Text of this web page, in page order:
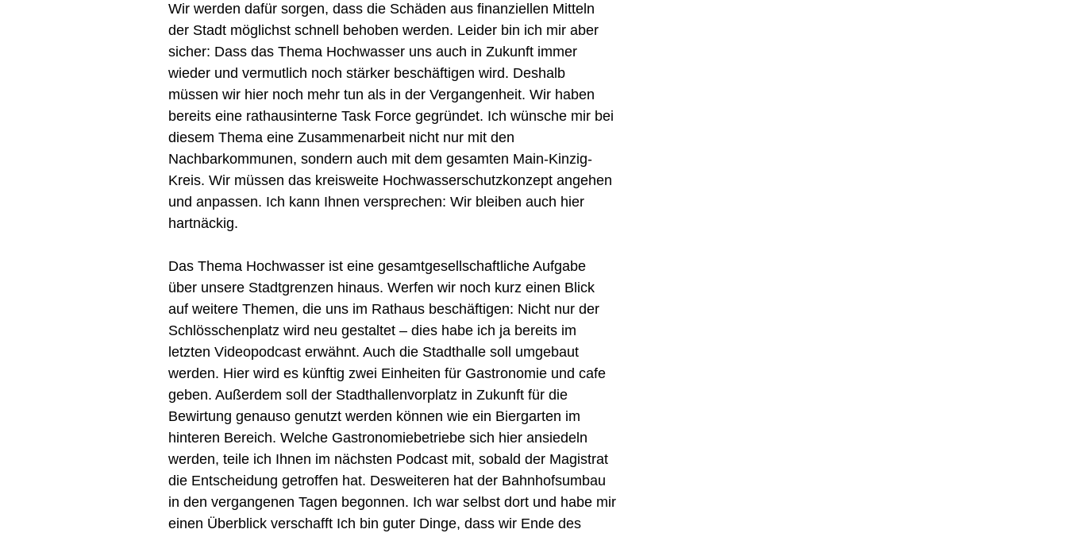
Wir werden dafür sorgen, dass die Schäden aus finanziellen Mitteln
der Stadt möglichst schnell behoben werden. Leider bin ich mir aber
sicher: Dass das Thema Hochwasser uns auch in Zukunft immer
wieder und vermutlich noch stärker beschäftigen wird. Deshalb
müssen wir hier noch mehr tun als in der Vergangenheit. Wir haben
bereits eine rathausinterne Task Force gegründet. Ich wünsche mir bei
diesem Thema eine Zusammenarbeit nicht nur mit den
Nachbarkommunen, sondern auch mit dem gesamten Main-Kinzig-
Kreis. Wir müssen das kreisweite Hochwasserschutzkonzept angehen
und anpassen. Ich kann Ihnen versprechen: Wir bleiben auch hier
hartnäckig.
Das Thema Hochwasser ist eine gesamtgesellschaftliche Aufgabe
über unsere Stadtgrenzen hinaus. Werfen wir noch kurz einen Blick
auf weitere Themen, die uns im Rathaus beschäftigen: Nicht nur der
Schlösschenplatz wird neu gestaltet – dies habe ich ja bereits im
letzten Videopodcast erwähnt. Auch die Stadthalle soll umgebaut
werden. Hier wird es künftig zwei Einheiten für Gastronomie und cafe
geben. Außerdem soll der Stadthallenvorplatz in Zukunft für die
Bewirtung genauso genutzt werden können wie ein Biergarten im
hinteren Bereich. Welche Gastronomiebetriebe sich hier ansiedeln
werden, teile ich Ihnen im nächsten Podcast mit, sobald der Magistrat
die Entscheidung getroffen hat. Desweiteren hat der Bahnhofsumbau
in den vergangenen Tagen begonnen. Ich war selbst dort und habe mir
einen Überblick verschafft Ich bin guter Dinge, dass wir Ende des